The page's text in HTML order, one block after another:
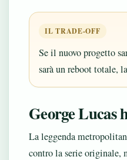
IL TRADE-OFF
Se il nuovo progetto
sarà un reboot totale,
George Lucas
La leggenda
contro la serie originale,